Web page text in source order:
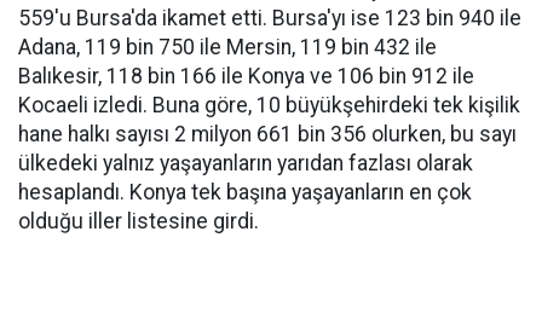
559'u Bursa'da ikamet etti. Bursa'yı ise 123 bin 940 ile
Adana, 119 bin 750 ile Mersin, 119 bin 432 ile
Balıkesir, 118 bin 166 ile Konya ve 106 bin 912 ile
Kocaeli izledi. Buna göre, 10 büyükşehirdeki tek kişilik
hane halkı sayısı 2 milyon 661 bin 356 olurken, bu sayı
ülkedeki yalnız yaşayanların yarıdan fazlası olarak
hesaplandı. Konya tek başına yaşayanların en çok
olduğu iller listesine girdi.